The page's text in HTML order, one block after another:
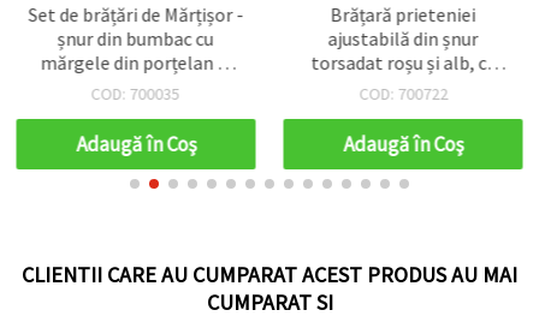
Set de brățări de Mărțișor -
șnur din bumbac cu
mărgele din porțelan și
metal - 10 buc.
COD: 700035
Adaugă în Coş
Brățară prieteniei
ajustabilă din șnur
torsadat roșu și alb, cu
pandantive din aliaj
trei foi, inimă și infinit
COD: 700722
Adaugă în Coş
CLIENTII CARE AU CUMPARAT ACEST PRODUS AU MAI
CUMPARAT SI